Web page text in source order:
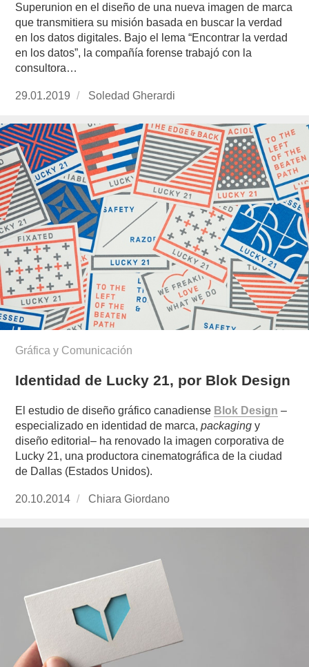
Superunion en el diseño de una nueva imagen de marca
que transmitiera su misión basada en buscar la verdad
en los datos digitales. Bajo el lema “Encontrar la verdad
en los datos”, la compañía forense trabajó con la
consultora…
Publicado
29.01.2019
https://www.experimenta.es/author/soledad-
Soledad Gherardi
Gráfica y Comunicación
Identidad de Lucky 21, por Blok Design
El estudio de diseño gráfico canadiense Blok Design –
especializado en identidad de marca,packagingy
diseño editorial– ha renovado la imagen corporativa de
Lucky 21, una productora cinematográfica de la ciudad
de Dallas (Estados Unidos).
Publicado
20.10.2014
https://www.experimenta.es/author/chiara-
Chiara Giordano